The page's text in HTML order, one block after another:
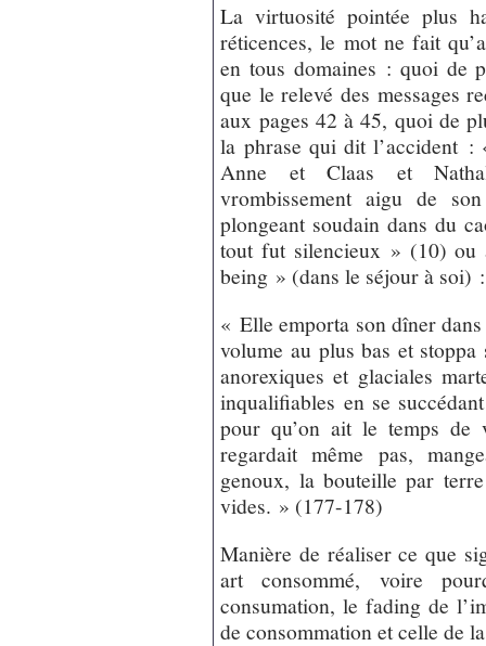
La virtuosité pointée plus
réticences, le mot ne fait
en tous domaines : quoi de
que le relevé des messages
aux pages 42 à 45, quoi de
la phrase qui dit l’accident :
Anne et Claas et
vrombissement aigu de
plongeant soudain dans du
tout fut silencieux » (10) ou
being » (dans le séjour à soi) :
« Elle emporta son dîner
volume au plus bas et
anorexiques et glaciales
inqualifiables en se
pour qu’on ait le temps
regardait même pas,
genoux, la bouteille par
vides. » (177-178)
Manière de réaliser ce que
art consommé, voire
consumation, le fading de
de consommation et celle de